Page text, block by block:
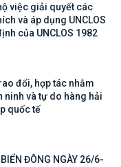
việc giải quyết các
và áp dụng UNCLOS
của UNCLOS 1982
đổi, hợp tác nhằm
ninh và tự do hàng hải
quốc tế
ĐÔNG NGÀY 26/6-